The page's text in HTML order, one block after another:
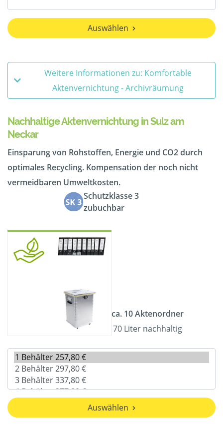
Auswählen
Weitere Informationen zu: Komfortable
Aktenvernichtung - Archivräumung
Nachhaltige Aktenvernichtung in Sulz am
Neckar
Einsparung von Rohstoffen, Energie und CO2 durch
optimales Recycling. Kompensation der noch nicht
vermeidbaren Umweltkosten.
Schutzklasse 3
zubuchbar
ca. 10 Aktenordner
70 Liter nachhaltig
Auswählen